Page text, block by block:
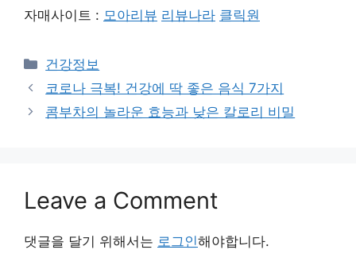
자매사이트 : 모아리뷰 리뷰나라 클릭원
Categories
건강정보
코로나 극복! 건강에 딱 좋은 음식 7가지
콤부차의 놀라운 효능과 낮은 칼로리 비밀
Leave a Comment
댓글을 달기 위해서는 로그인해야합니다.